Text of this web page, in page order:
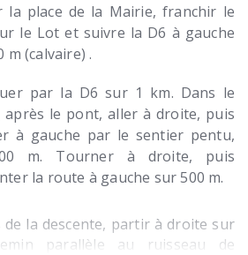
la place de la Mairie, franchir le
le Lot et suivre la D6 à gauche
m (calvaire) .
par la D6 sur 1 km. Dans le
après le pont, aller à droite, puis
à gauche par le sentier pentu,
m. Tourner à droite, puis
la route à gauche sur 500 m.
de la descente, partir à droite sur
parallèle au ruisseau de